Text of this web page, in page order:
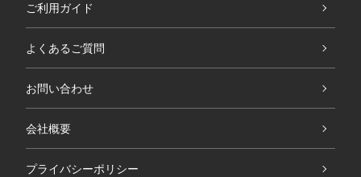
ご利用ガイド
よくあるご質問
お問い合わせ
会社概要
プライバシーポリシー